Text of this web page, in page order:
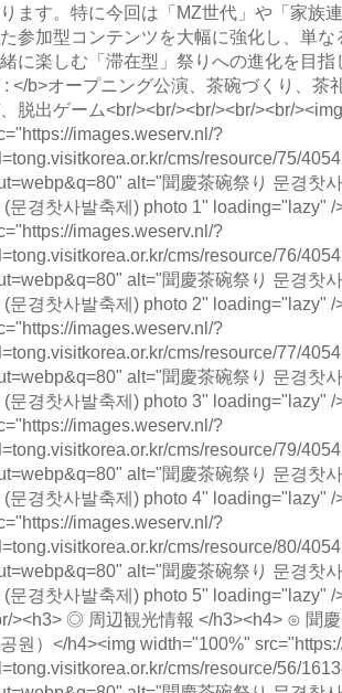
ます。特に今回は「MZ世代」や「家族
参加型コンテンツを大幅に強化し、単
に楽しむ「滞在型」祭りへの進化を目
: </b>オープニング公演、茶碗づくり、茶
脱出ゲーム<br/><br/><br/><br/><br/
images.weserv.nl/?
cms/resource/75/
alt="聞慶茶碗祭り 문경찻
(문경찻사발축제) photo 1" loading="lazy"
images.weserv.nl/?
cms/resource/76/
alt="聞慶茶碗祭り 문경찻
(문경찻사발축제) photo 2" loading="lazy"
images.weserv.nl/?
cms/resource/77/
alt="聞慶茶碗祭り 문경찻
(문경찻사발축제) photo 3" loading="lazy"
images.weserv.nl/?
cms/resource/79/
alt="聞慶茶碗祭り 문경찻
(문경찻사발축제) photo 4" loading="lazy"
images.weserv.nl/?
cms/resource/80/
alt="聞慶茶碗祭り 문경찻
(문경찻사발축제) photo 5" loading="lazy" /
><h3> ◎ 周辺観光情報 </h3><h4> ⊙ 聞
원）</h4><img width="100%"
cms/resource/56/